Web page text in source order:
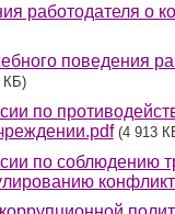
работодателя о
поведения
КБ)
по
(4 913
по соблюдению